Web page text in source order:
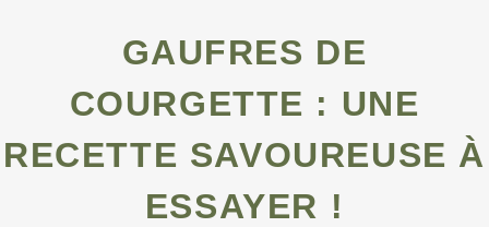
GAUFRES DE
COURGETTE : UNE
RECETTE SAVOUREUSE À
ESSAYER !